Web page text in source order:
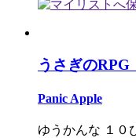
うさぎの
Panic Apple
ゆうかんな １０